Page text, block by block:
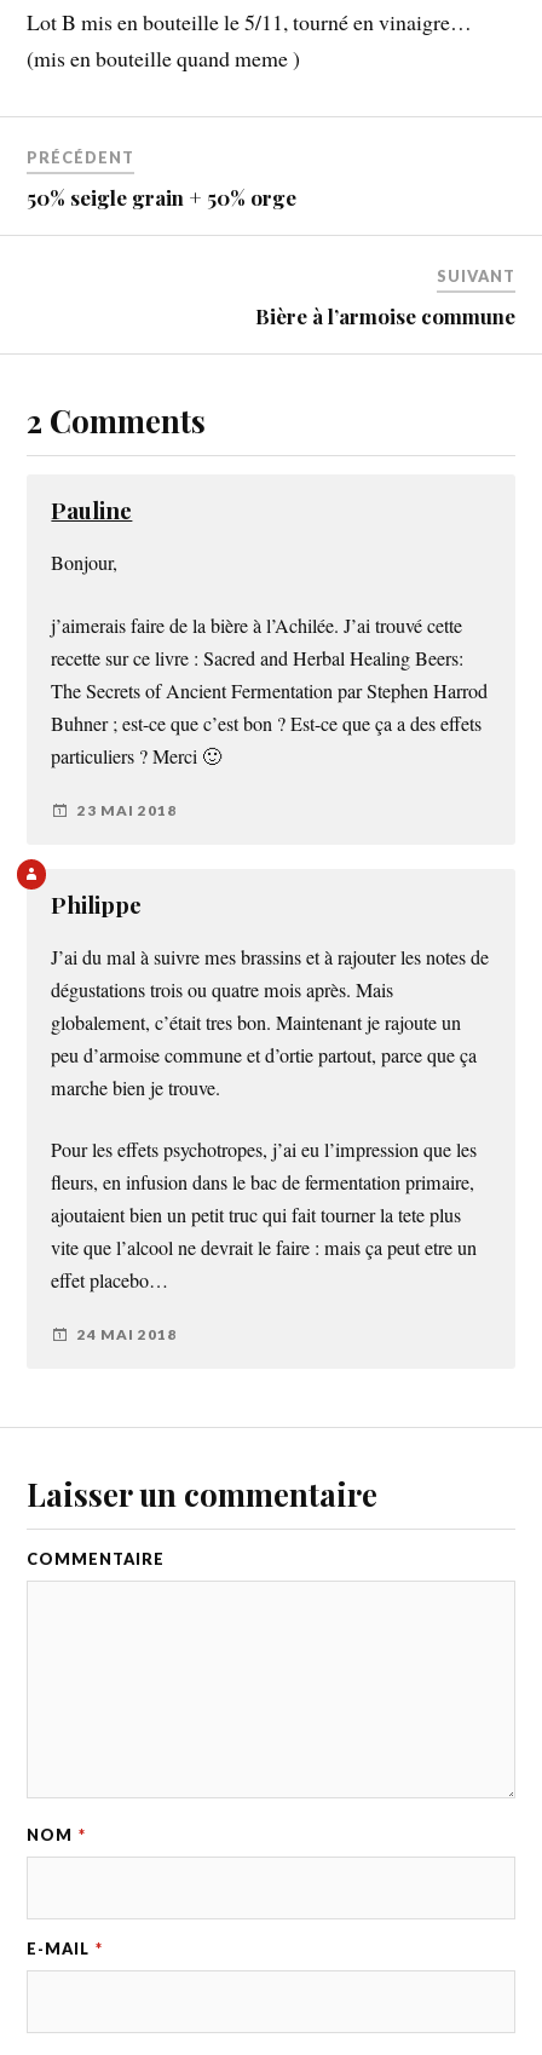
Lot B mis en bouteille le 5/11, tourné en vinaigre…
(mis en bouteille quand meme )
PRÉCÉDENT
50% seigle grain + 50% orge
SUIVANT
Bière à l’armoise commune
2 Comments
Pauline
Bonjour,
j’aimerais faire de la bière à l’Achilée. J’ai trouvé cette
recette sur ce livre : Sacred and Herbal Healing Beers:
The Secrets of Ancient Fermentation par Stephen Harrod
Buhner ; est-ce que c’est bon ? Est-ce que ça a des effets
particuliers ? Merci 🙂
23 MAI 2018
Philippe
J’ai du mal à suivre mes brassins et à rajouter les notes de
dégustations trois ou quatre mois après. Mais
globalement, c’était tres bon. Maintenant je rajoute un
peu d’armoise commune et d’ortie partout, parce que ça
marche bien je trouve.
Pour les effets psychotropes, j’ai eu l’impression que les
fleurs, en infusion dans le bac de fermentation primaire,
ajoutaient bien un petit truc qui fait tourner la tete plus
vite que l’alcool ne devrait le faire : mais ça peut etre un
effet placebo…
24 MAI 2018
Laisser un commentaire
COMMENTAIRE
NOM *
E-MAIL *